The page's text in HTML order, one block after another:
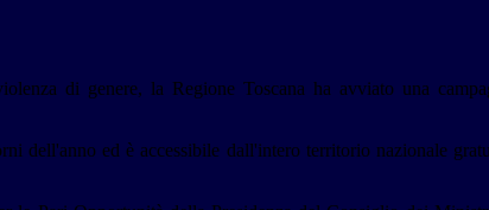
di genere, la Regione Toscana ha avviato una
dell'anno ed è accessibile dall'intero territorio nazionale